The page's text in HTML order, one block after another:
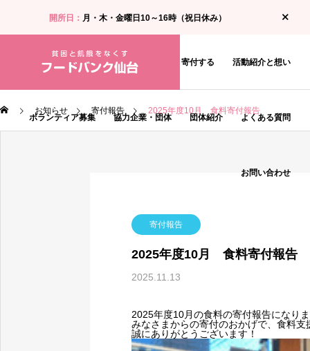
開所日： 月・木・金曜日10～16時（祝日休み）
お知らせ 食料支援・相談を受ける 寄付する 活動紹介と想い
ボランティア募集 協力企業・団体 団体紹介 よくある質問
お問い合わせ
お知らせ 寄付報告 2025年度10月 食料寄付報告
寄付報告
2025年度10月 食料寄付報告
2025.11.13
2025年度10月の食料の寄付報告になり
みなさまからの寄付のおかげで、食料
誠にありがとうございます！